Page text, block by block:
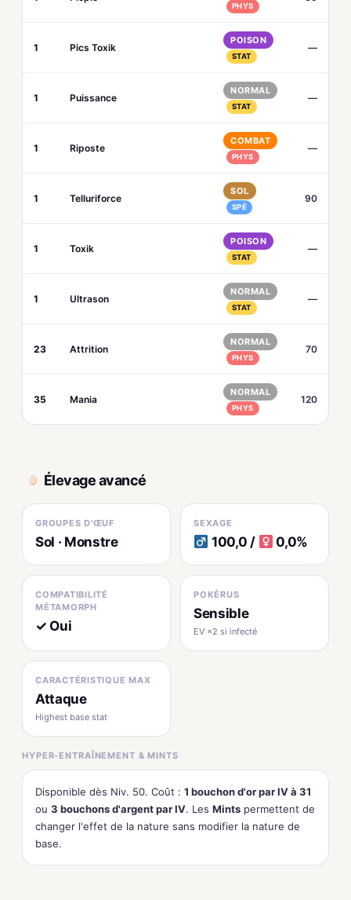
PHYS
1 Pics Toxik
POISON
STAT
—
1 Puissance
NORMAL
STAT
—
1 Riposte
COMBAT
PHYS
—
1 Telluriforce
SOL
SPÉ
90
1 Toxik
POISON
STAT
—
1 Ultrason
NORMAL
STAT
—
23 Attrition
NORMAL
PHYS
70
35 Mania
NORMAL
PHYS
120
Élevage avancé
GROUPES D'ŒUF
Sol · Monstre
SEXAGE
100,0 / 0,0%
COMPATIBILITÉ
MÉTAMORPH
✓ Oui
POKÉRUS
Sensible
EV ×2 si infecté
CARACTÉRISTIQUE MAX
Attaque
Highest base stat
HYPER-ENTRAÎNEMENT & MINTS
Disponible dès Niv. 50. Coût : 1 bouchon d'or par IV à 31
ou 3 bouchons d'argent par IV. Les Mints permettent de
changer l'effet de la nature sans modifier la nature de
base.